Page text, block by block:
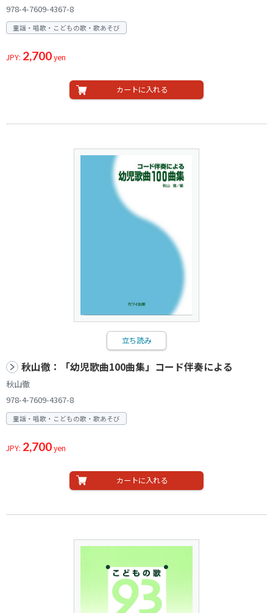
978-4-7609-4367-8
童謡・唱歌・こどもの歌・歌あそび
JPY: 2,700yen
カートに入れる
立ち読み
秋山徹：「幼児歌曲100曲集」コード伴奏による
秋山徹
978-4-7609-4367-8
童謡・唱歌・こどもの歌・歌あそび
JPY: 2,700yen
カートに入れる